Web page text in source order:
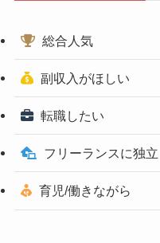
総合人気
副収入がほしい
転職したい
フリーランスに独立
育児/働きながら